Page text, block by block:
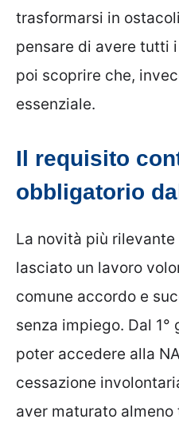
trasformarsi in
pensare di avere tutti
poi scoprire che,
essenziale.
Il requisito
obbligatorio
La novità più
lasciato un lavoro
comune accordo e
senza impiego. Dal
poter accedere alla
cessazione
aver maturato